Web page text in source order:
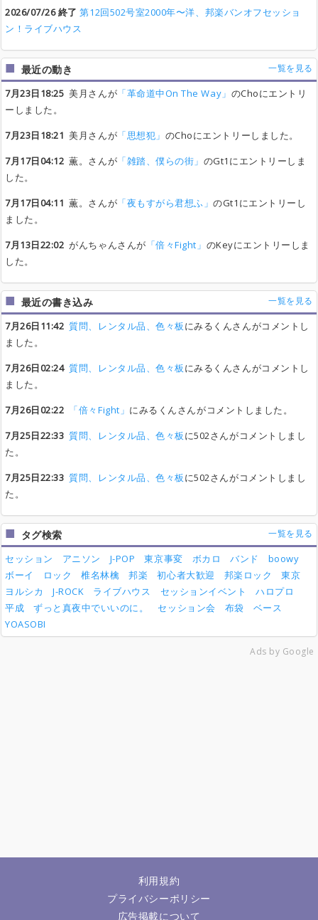
2026/07/26 終了 第12回502号室2000年〜洋、邦楽バンオフセッショ
ン！ライブハウス
最近の動き 一覧を見る
7月23日18:25 美月さんが 「革命道中On The Way」 のChoにエントリ
ーしました。
7月23日18:21 美月さんが 「思想犯」 のChoにエントリーしました。
7月17日04:12 薫。さんが 「雑踏、僕らの街」 のGt1にエントリーしま
した。
7月17日04:11 薫。さんが 「夜もすがら君想ふ」のGt1にエントリーし
ました。
7月13日22:02 がんちゃんさんが 「倍々Fight」 のKeyにエントリーしま
した。
最近の書き込み 一覧を見る
7月26日11:42 質問、レンタル品、色々板にみるくんさんがコメントし
ました。
7月26日02:24 質問、レンタル品、色々板にみるくんさんがコメントし
ました。
7月26日02:22
「倍々Fight」 にみるくんさんがコメントしました。
7月25日22:33 質問、レンタル品、色々板に502さんがコメントしまし
た。
7月25日22:33 質問、レンタル品、色々板に502さんがコメントしまし
た。
タグ検索 一覧を見る
セッション アニソン J-POP 東京事変 ボカロ バンド
boowy
ボーイ
ロック 椎名林檎 邦楽 初心者大歓迎 邦楽ロック
東京
ヨルシカ
J-ROCK ライブハウス セッションイベント
ハロプロ
平成
ずっと真夜中でいいのに。 セッション会 布袋
ベース
YOASOBI
Ads by Google
利用規約
プライバシーポリシー
広告掲載について